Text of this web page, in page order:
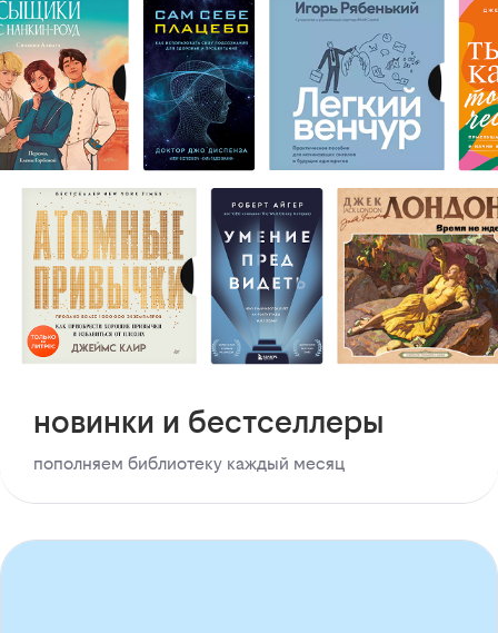
новинки и бестселлеры
пополняем библиотеку каждый месяц